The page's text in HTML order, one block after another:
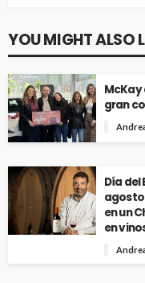
YOU MIGHT ALSO
McKay
gran
Día del
agosto
en un
en